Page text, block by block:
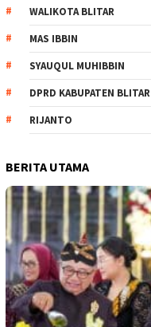
WALIKOTA BLITAR
MAS IBBIN
SYAUQUL MUHIBBIN
DPRD KABUPATEN BLITAR
RIJANTO
BERITA UTAMA